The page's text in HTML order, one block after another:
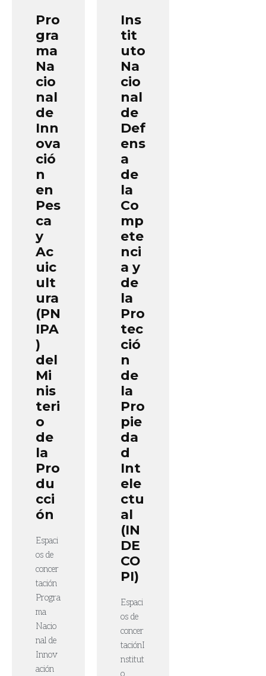
Pro
gra
ma
Na
cio
nal
de
Inn
ova
ció
n
en
Pes
ca
y
Ac
uic
ult
ura
(PN
IPA
)
del
Mi
nis
teri
o
de
la
Pro
du
cci
ón
Espaci
os de
concer
tación
Progra
ma
Nacio
nal de
Innov
ación
Ins
tit
uto
Na
cio
nal
de
Def
ens
a
de
la
Co
mp
ete
nci
a y
de
la
Pro
tec
ció
n
de
la
Pro
pie
da
d
Int
ele
ctu
al
(IN
DE
CO
PI)
Espaci
os de
concer
taciónI
nstitut
o